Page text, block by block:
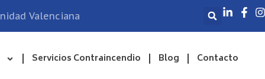
Valenciana
Servicios Contraincendio Blog Contacto